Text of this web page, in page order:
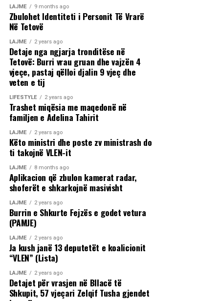
LAJME 9 months ago
Zbulohet Identiteti i Personit Të Vrarë
Në Tetovë
LAJME 2 years ago
Detaje nga ngjarja tronditëse në
Tetovë: Burri vrau gruan dhe vajzën 4
vjeçe, pastaj qëlloi djalin 9 vjeç dhe
veten e tij
LIFESTYLE 2 years ago
Trashet miqësia me maqedonë në
familjen e Adelina Tahirit
LAJME 2 years ago
Këto ministri dhe poste zv ministrash do
ti takojnë VLEN-it
LAJME 8 months ago
Aplikacion që zbulon kamerat radar,
shoferët e shkarkojnë masivisht
LAJME 2 years ago
Burrin e Shkurte Fejzës e godet vetura
(PAMJE)
LAJME 2 years ago
Ja kush janë 13 deputetët e koalicionit
“VLEN” (Lista)
LAJME 2 years ago
Detajet për vrasjen në Bllacë të
Shkupit, 57 vjeçari Zelqif Tusha gjendet